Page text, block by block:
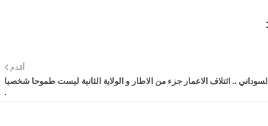
أقدم
السوداني .. ائتلاف الاعمار جزء من الاطار و الولاية الثانية ليست طموحا شخصيا
.